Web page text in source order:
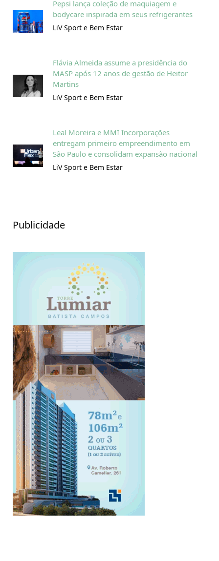
Pepsi lança coleção de maquiagem e
bodycare inspirada em seus refrigerantes
LiV Sport e Bem Estar
Flávia Almeida assume a presidência do
MASP após 12 anos de gestão de Heitor
Martins
LiV Sport e Bem Estar
Leal Moreira e MMI Incorporações
entregam primeiro empreendimento em
São Paulo e consolidam expansão nacional
LiV Sport e Bem Estar
Publicidade